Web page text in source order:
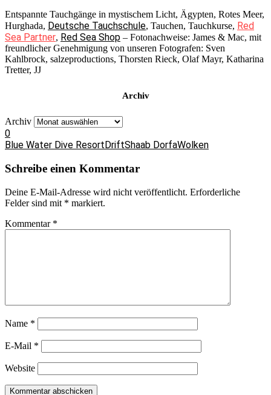
Entspannte Tauchgänge in mystischem Licht, Ägypten, Rotes Meer,
Hurghada, Deutsche Tauchschule, Tauchen, Tauchkurse, Red
Sea Partner, Red Sea Shop – Fotonachweise: James & Mac, mit
freundlicher Genehmigung von unseren Fotografen: Sven
Kahlbrock, salzeproductions, Thorsten Rieck, Olaf Mayr, Katharina
Tretter, JJ
Archiv
Archiv
0
Blue Water Dive Resort DriftShaab DorfaWolken
Schreibe einen Kommentar
Deine E-Mail-Adresse wird nicht veröffentlicht. Erforderliche
Felder sind mit * markiert.
Kommentar *
Name *
E-Mail *
Website